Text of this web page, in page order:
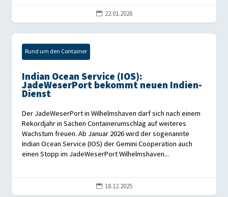
 22.01.2026
Rund um den Container
Indian Ocean Service (IOS):
JadeWeserPort bekommt neuen Indien-
Dienst
Der JadeWeserPort in Wilhelmshaven darf sich nach einem
Rekordjahr in Sachen Containerumschlag auf weiteres
Wachstum freuen. Ab Januar 2026 wird der sogenannte
Indian Ocean Service (IOS) der Gemini Cooperation auch
einen Stopp im JadeWeserPort Wilhelmshaven...
 18.12.2025